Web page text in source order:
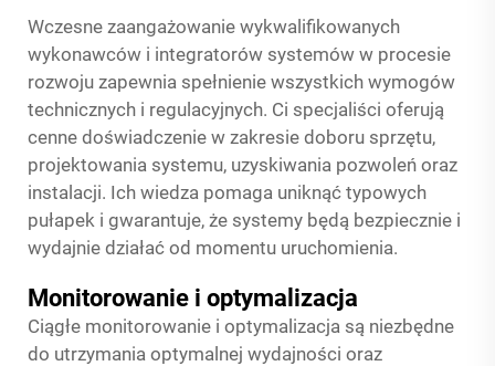
Wczesne zaangażowanie wykwalifikowanych
wykonawców i integratorów systemów w procesie
rozwoju zapewnia spełnienie wszystkich wymogów
technicznych i regulacyjnych. Ci specjaliści oferują
cenne doświadczenie w zakresie doboru sprzętu,
projektowania systemu, uzyskiwania pozwoleń oraz
instalacji. Ich wiedza pomaga uniknąć typowych
pułapek i gwarantuje, że systemy będą bezpiecznie i
wydajnie działać od momentu uruchomienia.
Monitorowanie i optymalizacja
Ciągłe monitorowanie i optymalizacja są niezbędne
do utrzymania optymalnej wydajności oraz